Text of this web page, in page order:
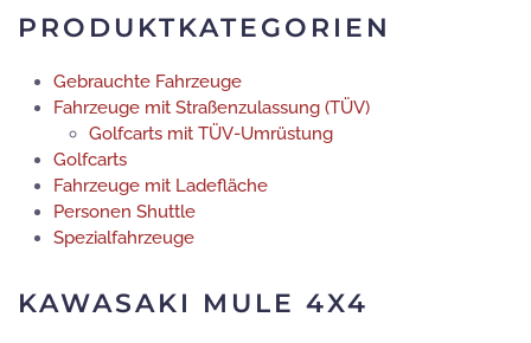
PRODUKTKATEGORIEN
Gebrauchte Fahrzeuge
Fahrzeuge mit Straßenzulassung (TÜV)
Golfcarts mit TÜV-Umrüstung
Golfcarts
Fahrzeuge mit Ladefläche
Personen Shuttle
Spezialfahrzeuge
KAWASAKI MULE 4X4